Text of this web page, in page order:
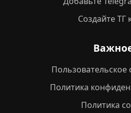
Создайте ТГ
Пользовательское
Политика
Политика